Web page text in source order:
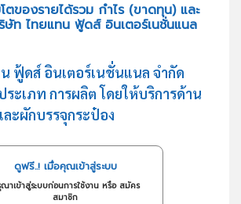
ตของรายได้รวม กำไร (ขาดทุน) และ
ท ไทยแทน ฟู้ดส์ อินเตอร์เนชั่นแนล
ฟู้ดส์ อินเตอร์เนชั่นแนล จำกัด
ะเภท การผลิต โดยให้บริการด้าน
ะผักบรรจุกระป๋อง
ดูฟรี..! เมื่อคุณเข้าสู่ระบบ
าเข้าสู่ระบบก่อนการใช้งาน หรือ สมัคร
สมาชิก